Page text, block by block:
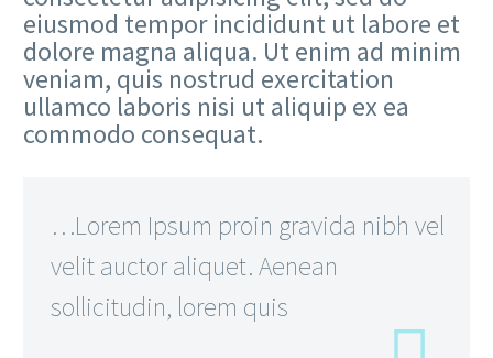
eiusmod tempor incididunt ut labore et
dolore magna aliqua. Ut enim ad minim
veniam, quis nostrud exercitation
ullamco laboris nisi ut aliquip ex ea
commodo consequat.
…Lorem Ipsum proin gravida nibh vel
velit auctor aliquet. Aenean
sollicitudin, lorem quis